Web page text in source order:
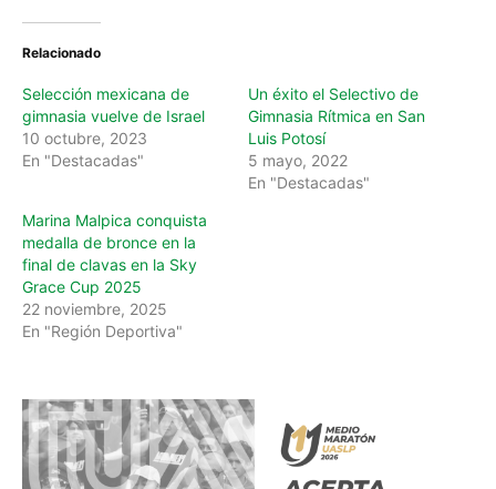
g
Relacionado
Selección mexicana de
gimnasia vuelve de Israel
10 octubre, 2023
En "Destacadas"
Un éxito el Selectivo de
Gimnasia Rítmica en San
Luis Potosí
5 mayo, 2022
En "Destacadas"
Marina Malpica conquista
medalla de bronce en la
final de clavas en la Sky
Grace Cup 2025
22 noviembre, 2025
En "Región Deportiva"